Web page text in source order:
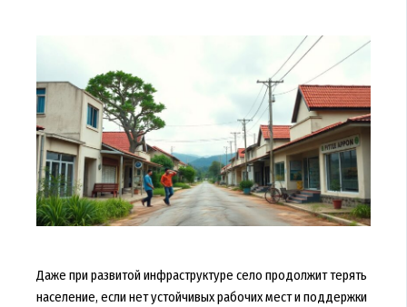
Даже при развитой инфраструктуре село продолжит терять
население, если нет устойчивых рабочих мест и поддержки